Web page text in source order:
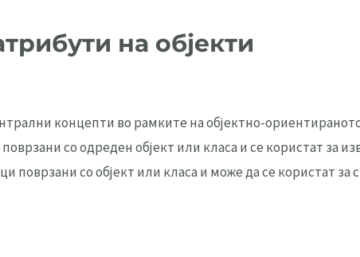
на објекти
концепти во рамките на објектно-
со одреден објект или класа и се користат за
поврзани со објект или класа и може да се користат